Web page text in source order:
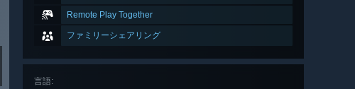
Remote Play Together
ファミリーシェアリング
言語: